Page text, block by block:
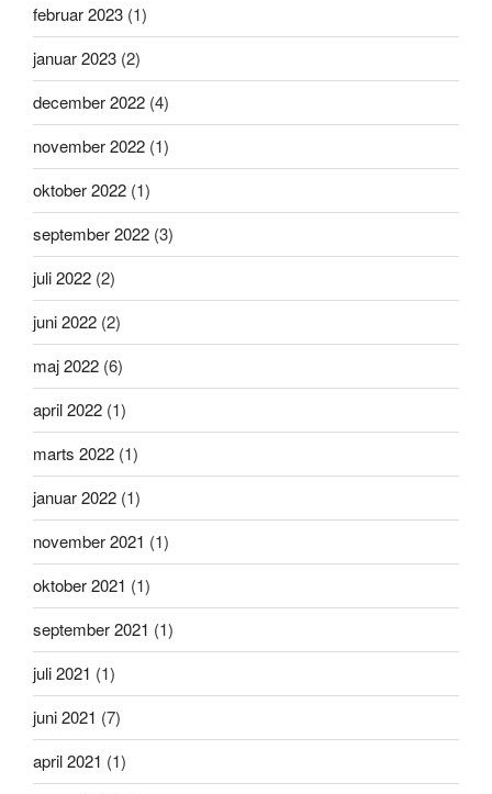
februar 2023 (1)
januar 2023 (2)
december 2022 (4)
november 2022 (1)
oktober 2022 (1)
september 2022 (3)
juli 2022 (2)
juni 2022 (2)
maj 2022 (6)
april 2022 (1)
marts 2022 (1)
januar 2022 (1)
november 2021 (1)
oktober 2021 (1)
september 2021 (1)
juli 2021 (1)
juni 2021 (7)
april 2021 (1)